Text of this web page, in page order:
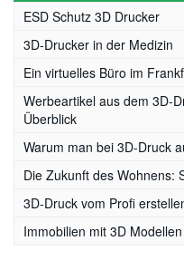
ESD Schutz 3D Drucker
3D-Drucker in der Medizin
Ein virtuelles Büro im
Werbeartikel aus dem 3D-
Überblick
Warum man bei 3D-Druck
Die Zukunft des Wohnens:
3D-Druck vom Profi
Immobilien mit 3D